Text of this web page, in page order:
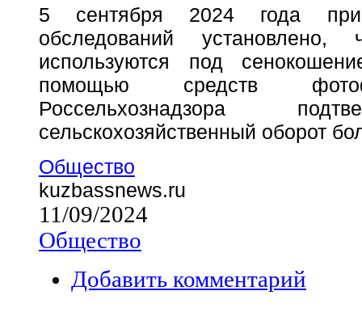
5 сентября 2024 года при
обследований установлено,
используются под
помощью средств
Россельхознадзора
сельскохозяйственный оборот
Общество
kuzbassnews.ru
11/09/2024
Общество
Добавить комментарий